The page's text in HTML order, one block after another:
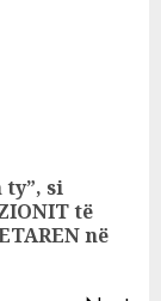
ty”, si
të
në